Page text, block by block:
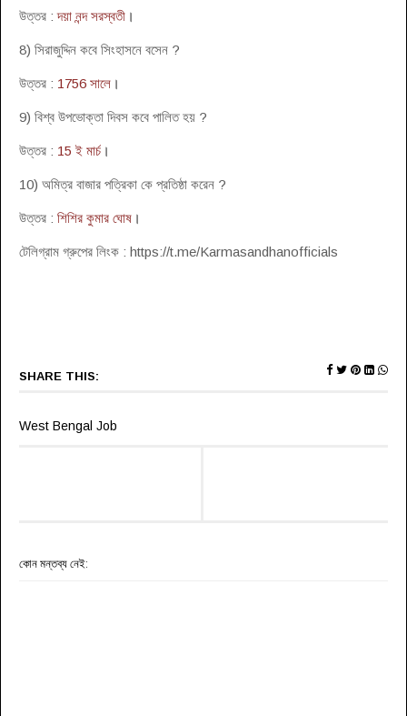
উত্তর :দয়া নন্দ সরস্বতী ।
8) সিরাজুদ্দিন কবে সিংহাসনে বসেন ?
উত্তর : 1756 সালে ।
9) বিশ্ব উপভোক্তা দিবস কবে পালিত হয় ?
উত্তর : 15 ই মার্চ ।
10) অমিত্র বাজার পত্রিকা কে প্রতিষ্ঠা করেন ?
উত্তর : শিশির কুমার ঘোষ ।
টেলিগ্রাম গ্রুপের লিংক : https://t.me/Karmasandhanofficials
SHARE THIS:
West Bengal Job
কোন মন্তব্য নেই: